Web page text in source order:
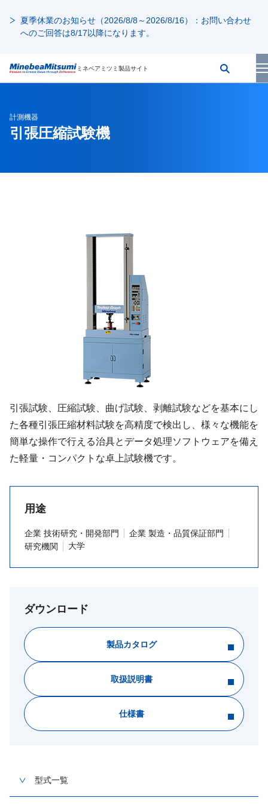
夏季休業のお知らせ（2026/8/8～2026/8/16）：お問い合わせ
へのご回答は8/17以降になります。
ミネベアミツミ製品サイト
計測機器
引張圧縮試験機
引張試験、圧縮試験、曲げ試験、剥離試験などを基本にし
た各種引張圧縮材料試験を高精度で検出し、様々な機能を
簡単な操作で行える治具とデータ処理ソフトウェアを備え
た軽量・コンパクトな卓上試験機です。
用途
企業 技術研究・開発部門
企業 製造・品質保証部門
研究機関
大学
ダウンロード
製品カタログ
取扱説明書
仕様書
型式一覧